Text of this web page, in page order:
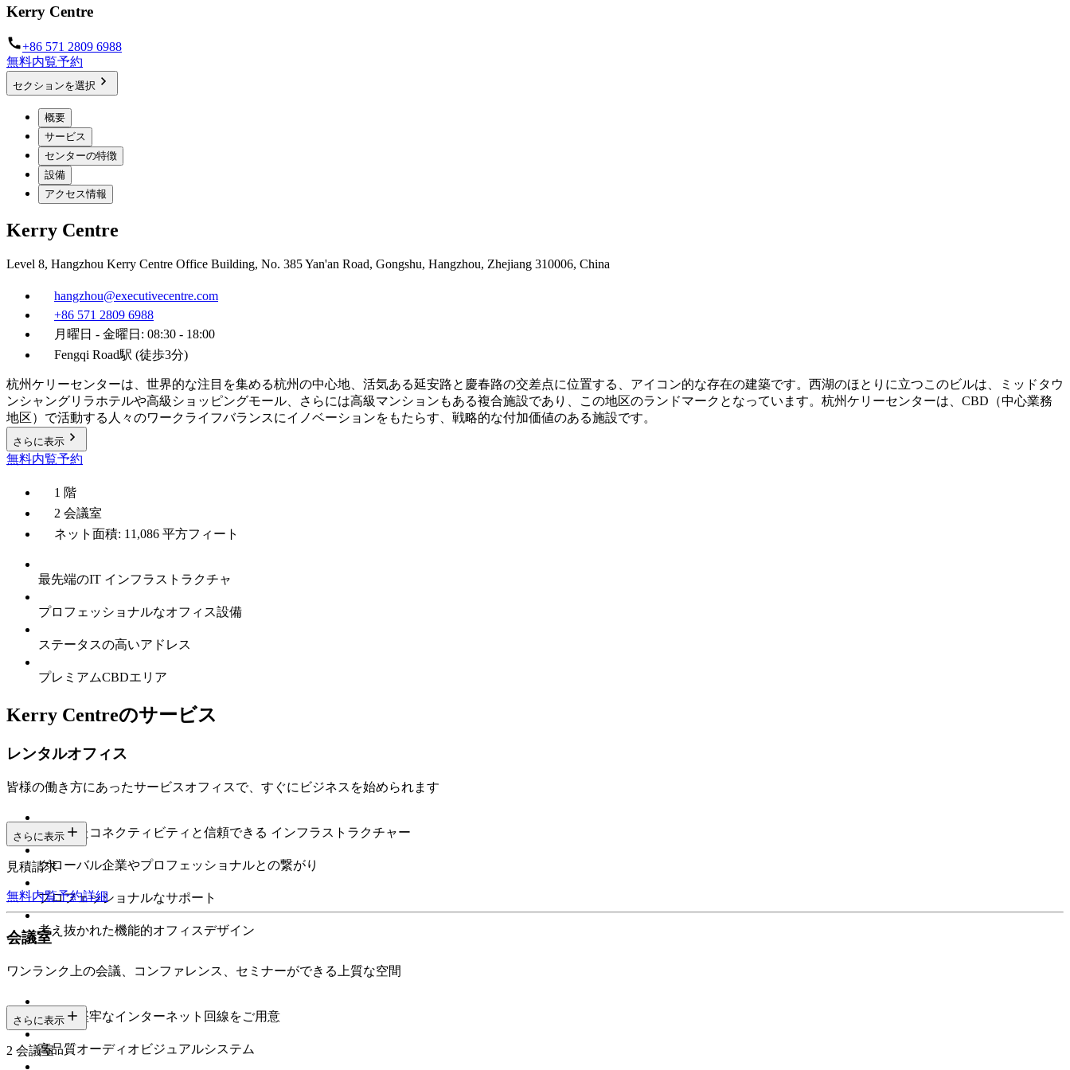
Kerry Centre
+86 571 2809 6988
無料内覧予約
セクションを選択
概要
サービス
センターの特徴
設備
アクセス情報
Kerry Centre
Level 8, Hangzhou Kerry Centre Office Building, No. 385 Yan'an Road, Gongshu, Hangzhou, Zhejiang 310006, China
hangzhou@executivecentre.com
+86 571 2809 6988
月曜日 - 金曜日: 08:30 - 18:00
Fengqi Road駅 (徒歩3分)
杭州ケリーセンターは、世界的な注目を集める杭州の中心地、活気ある延安路と慶春路の交差点に位置する、アイコン的な存在の建築です。西湖のほとりに立つこのビルは、ミッドタウ
ンシャングリラホテルや高級ショッピングモール、さらには高級マンションもある複合施設であり、この地区のランドマークとなっています。杭州ケリーセンターは、CBD（中心業務
地区）で活動する人々のワークライフバランスにイノベーションをもたらす、戦略的な付加価値のある施設です。
さらに表示
無料内覧予約
1 階
2 会議室
ネット面積: 11,086 平方フィート
最先端のIT インフラストラクチャ
プロフェッショナルなオフィス設備
ステータスの高いアドレス
プレミアムCBDエリア
Kerry Centreのサービス
レンタルオフィス
皆様の働き方にあったサービスオフィスで、すぐにビジネスを始められます
安定したコネクティビティと信頼できる インフラストラクチャー
グローバル企業やプロフェッショナルとの繋がり
プロフェッショナルなサポート
考え抜かれた機能的オフィスデザイン
さらに表示
見積請求
無料内覧予約詳細
会議室
ワンランク上の会議、コンファレンス、セミナーができる上質な空間
高速で堅牢なインターネット回線をご用意
高品質オーディオビジュアルシステム
さらに表示
2 会議室